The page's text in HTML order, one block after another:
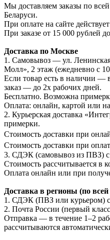
Мы доставляем заказы по
Беларуси.
При оплате на сайте
При заказе от 15 000 рублей
Доставка по Москве
1. Самовывоз — ул.
Молл», 2 этаж (ежедневно с
Если товар есть в наличии —
заказ — до 2х рабочих дней.
Бесплатно. Возможна
Оплата: онлайн, картой или
2. Курьерская доставка
примерки.
Стоимость доставки при
Стоимость доставки при
3. СДЭК (самовывоз из ПВЗ)
Стоимость рассчитывается в
Оплата онлайн или при
Доставка в регионы (по
1. СДЭК (ПВЗ или курьером)
2. Почта России (первый
Отправка — в течение 1–2
рассчитываются